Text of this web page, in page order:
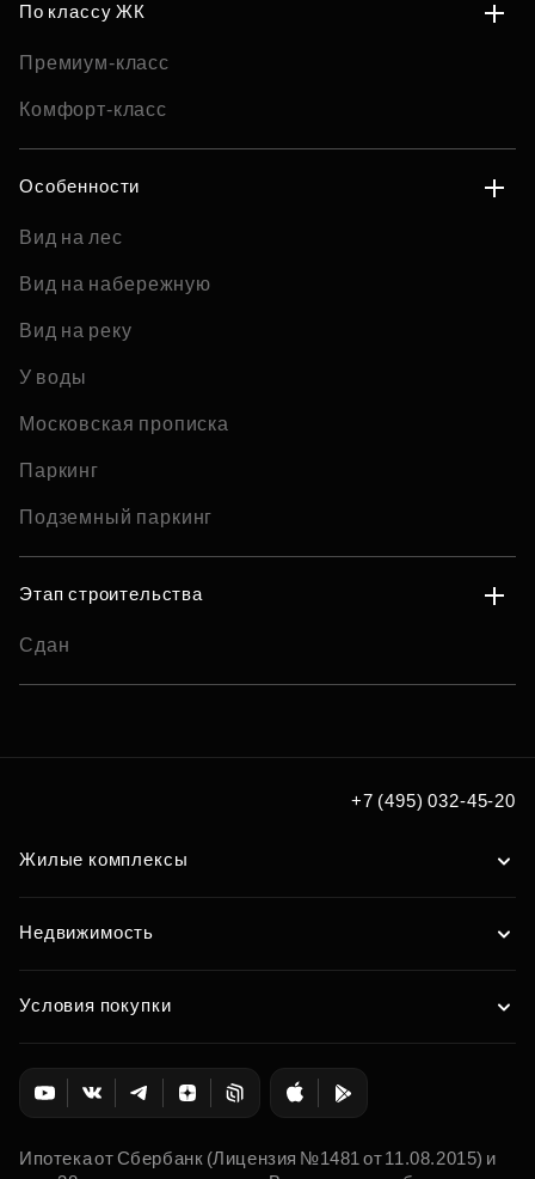
По классу ЖК
Премиум-класс
Комфорт-класс
Особенности
Вид на лес
Вид на набережную
Вид на реку
У воды
Московская прописка
Паркинг
Подземный паркинг
Этап строительства
Сдан
+7 (495) 032-45-20
Жилые комплексы
Недвижимость
Условия покупки
Ипотека от Сбербанк (Лицензия №1481 от 11.08.2015) и